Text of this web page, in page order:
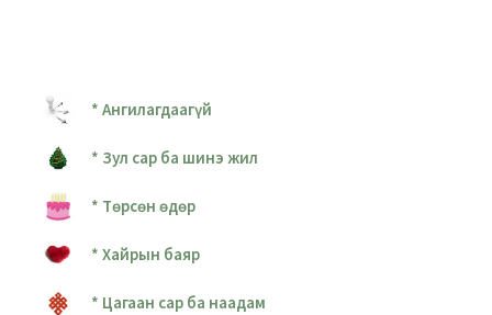
* Ангилагдаагүй
* Зул сар ба шинэ жил
* Төрсөн өдөр
* Хайрын баяр
* Цагаан сар ба наадам